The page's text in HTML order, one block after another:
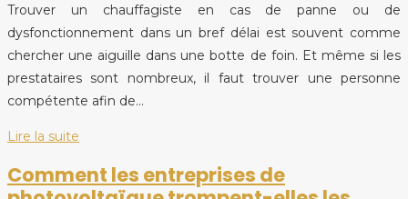
Trouver un chauffagiste en cas de panne ou de
dysfonctionnement dans un bref délai est souvent comme
chercher une aiguille dans une botte de foin. Et même si les
prestataires sont nombreux, il faut trouver une personne
compétente afin de…
Lire la suite
Comment les entreprises de